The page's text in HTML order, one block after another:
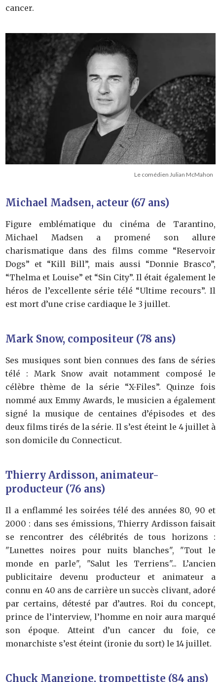
cancer.
Le comédien Julian McMahon
Michael Madsen, acteur (67 ans)
Figure emblématique du cinéma de Tarantino,
Michael Madsen a promené son allure
charismatique dans des films comme “Reservoir
Dogs” et “Kill Bill”, mais aussi “Donnie Brasco”,
“Thelma et Louise” et “Sin City”. Il était également le
héros de l’excellente série télé “Ultime recours”. Il
est mort d’une crise cardiaque le 3 juillet.
Mark Snow, compositeur (78 ans)
Ses musiques sont bien connues des fans de séries
télé : Mark Snow avait notamment composé le
célèbre thème de la série “X-Files”. Quinze fois
nommé aux Emmy Awards, le musicien a également
signé la musique de centaines d’épisodes et des
deux films tirés de la série. Il s’est éteint le 4 juillet à
son domicile du Connecticut.
Thierry Ardisson, animateur-
producteur (76 ans)
Il a enflammé les soirées télé des années 80, 90 et
2000 : dans ses émissions, Thierry Ardisson faisait
se rencontrer des célébrités de tous horizons :
"Lunettes noires pour nuits blanches", "Tout le
monde en parle", "Salut les Terriens"... L’ancien
publicitaire devenu producteur et animateur a
connu en 40 ans de carrière un succès clivant, adoré
par certains, détesté par d’autres. Roi du concept,
prince de l’interview, l’homme en noir aura marqué
son époque. Atteint d’un cancer du foie, ce
monarchiste s’est éteint (ironie du sort) le 14 juillet.
Chuck Mangione, trompettiste (84 ans)